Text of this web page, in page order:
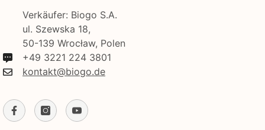
Verkäufer: Biogo S.A.
ul. Szewska 18,
50-139 Wrocław, Polen
+49 3221 224 3801
kontakt@biogo.de